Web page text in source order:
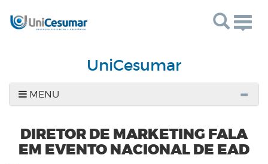
UniCesumar
MENU
DIRETOR DE MARKETING FALA
EM EVENTO NACIONAL DE EAD